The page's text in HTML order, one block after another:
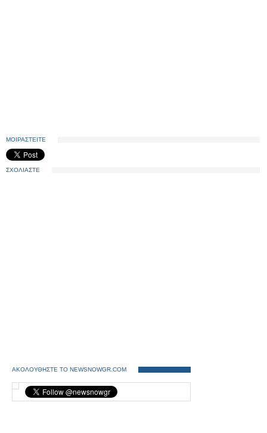
ΜΟΙΡΑΣΤΕΙΤΕ
ΣΧΟΛΙΑΣΤΕ
ΑΚΟΛΟΥΘΗΣΤΕ ΤΟ NEWSNOWGR.COM